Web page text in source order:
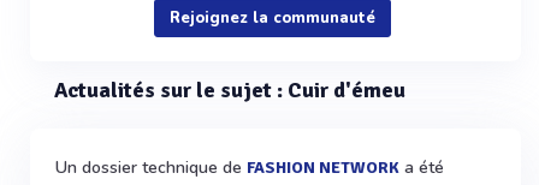
Rejoignez la communauté
Actualités sur le sujet : Cuir d'émeu
Un dossier technique de FASHION NETWORK a été